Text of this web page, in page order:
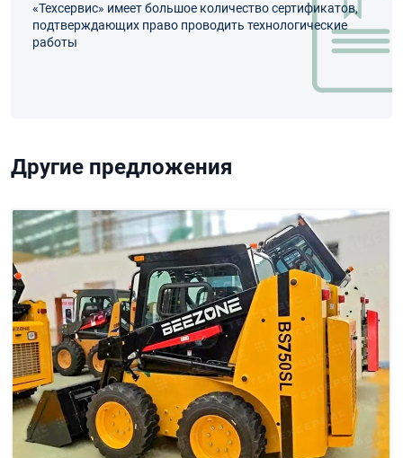
«Техсервис» имеет большое количество сертификатов,
подтверждающих право проводить технологические
работы
Другие предложения